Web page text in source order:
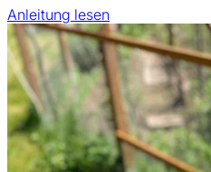
Anleitung lesen